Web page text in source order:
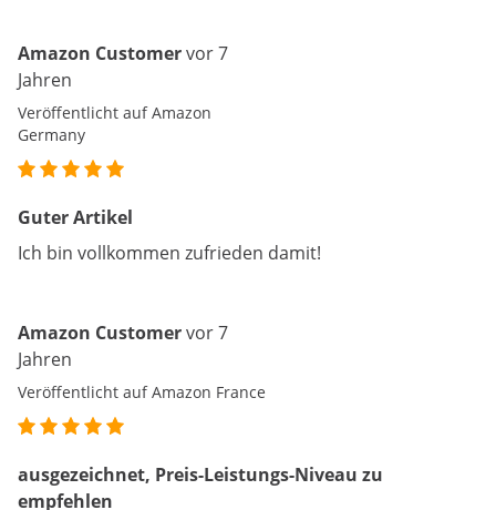
Amazon Customervor 7
Jahren
Veröffentlicht auf Amazon
Germany
Guter Artikel
Ich bin vollkommen zufrieden damit!
Amazon Customervor 7
Jahren
Veröffentlicht auf Amazon France
ausgezeichnet, Preis-Leistungs-Niveau zu
empfehlen